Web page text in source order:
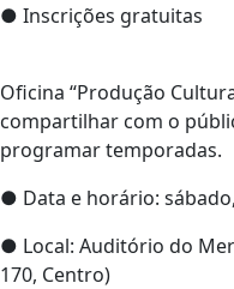
● Inscrições gratuitas
Oficina “Produção
compartilhar com o
programar temporadas.
● Data e horário:
● Local: Auditório do
170, Centro)